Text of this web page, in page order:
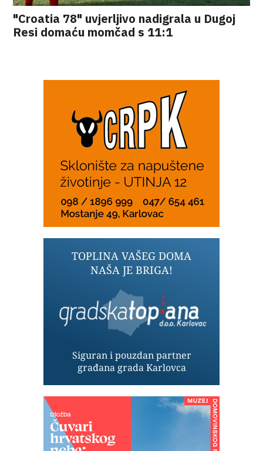
"Croatia 78" uvjerljivo nadigrala u Dugoj
Resi domaću momčad s 11:1